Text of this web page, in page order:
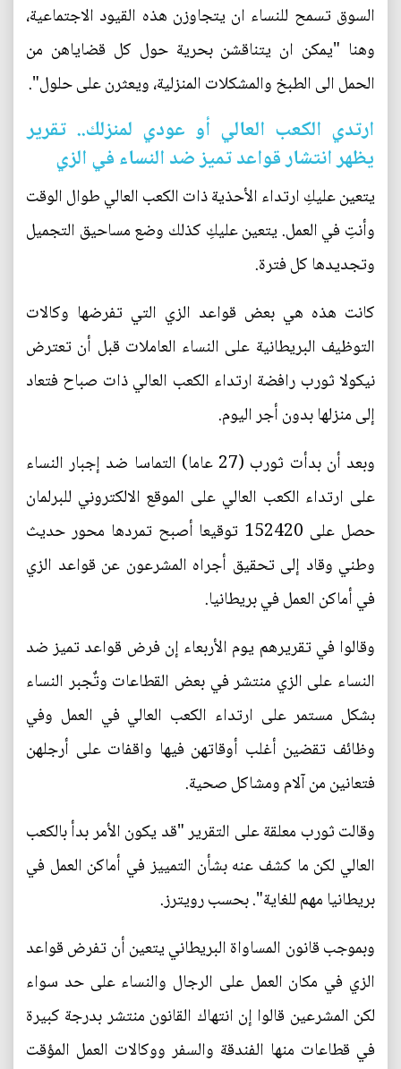
السوق تسمح للنساء ان يتجاوزن هذه القيود الاجتماعية،
وهنا "يمكن ان يتناقشن بحرية حول كل قضاياهن من
الحمل الى الطبخ والمشكلات المنزلية، ويعثرن على حلول".
ارتدي الكعب العالي أو عودي لمنزلك.. تقرير
يظهر انتشار قواعد تميز ضد النساء في الزي
يتعين عليكِ ارتداء الأحذية ذات الكعب العالي طوال الوقت
وأنتِ في العمل. يتعين عليكِ كذلك وضع مساحيق التجميل
وتجديدها كل فترة.
كانت هذه هي بعض قواعد الزي التي تفرضها وكالات
التوظيف البريطانية على النساء العاملات قبل أن تعترض
نيكولا ثورب رافضة ارتداء الكعب العالي ذات صباح فتعاد
إلى منزلها بدون أجر اليوم.
وبعد أن بدأت ثورب (27 عاما) التماسا ضد إجبار النساء
على ارتداء الكعب العالي على الموقع الالكتروني للبرلمان
حصل على 152420 توقيعا أصبح تمردها محور حديث
وطني وقاد إلى تحقيق أجراه المشرعون عن قواعد الزي
في أماكن العمل في بريطانيا.
وقالوا في تقريرهم يوم الأربعاء إن فرض قواعد تميز ضد
النساء على الزي منتشر في بعض القطاعات وتٌجبر النساء
بشكل مستمر على ارتداء الكعب العالي في العمل وفي
وظائف تقضين أغلب أوقاتهن فيها واقفات على أرجلهن
فتعانين من آلام ومشاكل صحية.
وقالت ثورب معلقة على التقرير "قد يكون الأمر بدأ بالكعب
العالي لكن ما كشف عنه بشأن التمييز في أماكن العمل في
بريطانيا مهم للغاية". بحسب رويترز.
وبموجب قانون المساواة البريطاني يتعين أن تفرض قواعد
الزي في مكان العمل على الرجال والنساء على حد سواء
لكن المشرعين قالوا إن انتهاك القانون منتشر بدرجة كبيرة
في قطاعات منها الفندقة والسفر ووكالات العمل المؤقت